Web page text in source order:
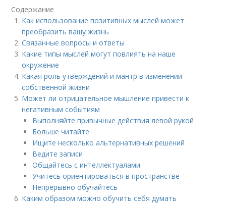
Содержание
Как использование позитивных мыслей может
преобразить вашу жизнь
Связанные вопросы и ответы
Какие типы мыслей могут повлиять на наше
окружение
Какая роль утверждений и мантр в изменении
собственной жизни
Может ли отрицательное мышление привести к
негативным событиям
Выполняйте привычные действия левой рукой
Больше читайте
Ищите несколько альтернативных решений
Ведите записи
Общайтесь с интеллектуалами
Учитесь ориентироваться в пространстве
Непрерывно обучайтесь
Каким образом можно обучить себя думать